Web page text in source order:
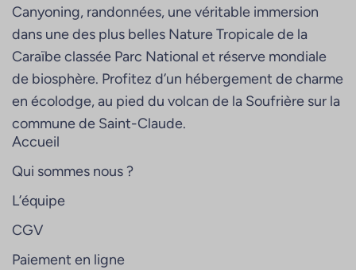
Canyoning, randonnées, une véritable immersion
dans une des plus belles Nature Tropicale de la
Caraïbe classée Parc National et réserve mondiale
de biosphère. Profitez d’un hébergement de charme
en écolodge, au pied du volcan de la Soufrière sur la
commune de Saint-Claude.
Accueil
Qui sommes nous ?
L’équipe
CGV
Paiement en ligne